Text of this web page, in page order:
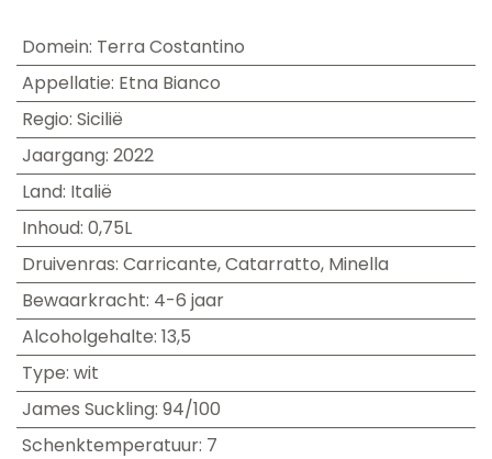
Domein: Terra Costantino
Appellatie: Etna Bianco
Regio: Sicilië
Jaargang: 2022
Land: Italië
Inhoud: 0,75L
Druivenras: Carricante,Catarratto, Minella
Bewaarkracht: 4-6 jaar
Alcoholgehalte: 13,5
Type: wit
James Suckling: 94/100
Schenktemperatuur: 7